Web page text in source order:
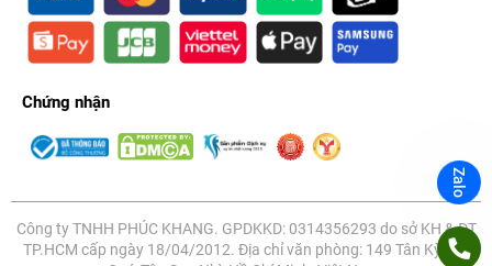
Chứng nhận
Công ty TNHH PHÚC KHANG. GPDKKD: 0314356293 do sở KH & ĐT
TP.HCM cấp ngày 18/04/2012. Địa chỉ văn phòng: 149 Tân Kỳ Tân
Zalo